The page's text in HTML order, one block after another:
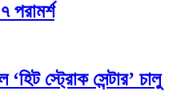
পরামর্শ
স্ট্রোক সেন্টার’ চালু